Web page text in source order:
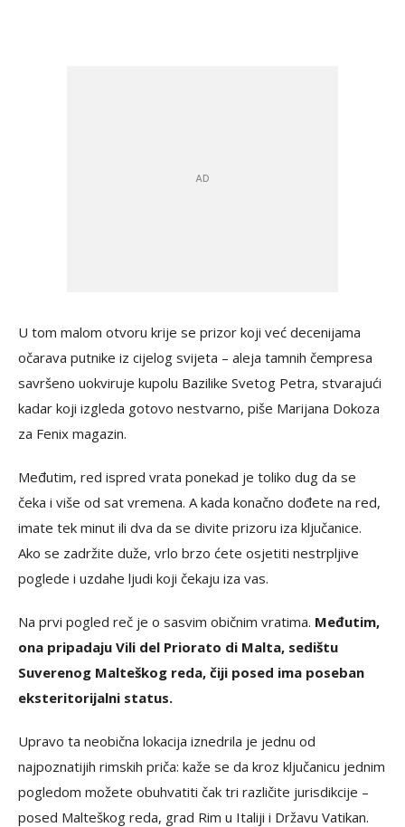
U tom malom otvoru krije se prizor koji već decenijama
očarava putnike iz cijelog svijeta – aleja tamnih čempresa
savršeno uokviruje kupolu Bazilike Svetog Petra, stvarajući
kadar koji izgleda gotovo nestvarno, piše Marijana Dokoza
za Fenix magazin.
Međutim, red ispred vrata ponekad je toliko dug da se
čeka i više od sat vremena. A kada konačno dođete na red,
imate tek minut ili dva da se divite prizoru iza ključanice.
Ako se zadržite duže, vrlo brzo ćete osjetiti nestrpljive
poglede i uzdahe ljudi koji čekaju iza vas.
Na prvi pogled reč je o sasvim običnim vratima. Međutim,
ona pripadaju Vili del Priorato di Malta, sedištu
Suverenog Malteškog reda, čiji posed ima poseban
eksteritorijalni status.
Upravo ta neobična lokacija iznedrila je jednu od
najpoznatijih rimskih priča: kaže se da kroz ključanicu jednim
pogledom možete obuhvatiti čak tri različite jurisdikcije –
posed Malteškog reda, grad Rim u Italiji i Državu Vatikan.